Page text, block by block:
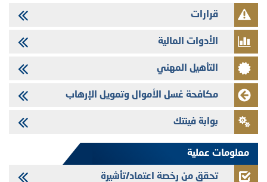
تنشر الهيئة المغربية لسوق الرساميل العدد الرابع عشر من مجلة سوق الرساميل
28/07/2026
Med Paper - تجاوز حد المساهمة 5%
24/07/2026
سندات شركات التمويل
24/07/2026
Jaida - التحيين السنوي لملف المعلومات المتعلق ببرنامج إصدار سندات
قرارات
الأدوات المالية
التأهيل المهني
مكافحة غسل الأموال وتمويل الإرهاب
بوابة فينتك
معلومات عملية
تحقق من رخصة اعتماد/تأشيرة